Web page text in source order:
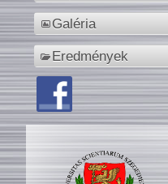
Galéria
Eredmények